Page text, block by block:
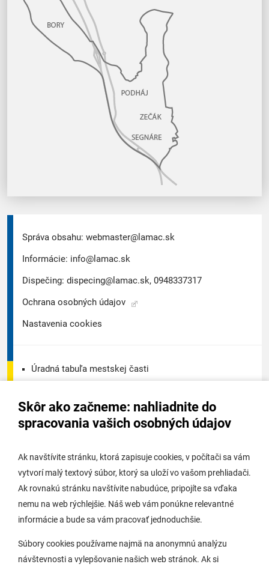
Skôr ako začneme: nahliadnite do
spracovania vašich osobných údajov
Ak navštívite stránku, ktorá zapisuje cookies, v počítači sa vám
vytvorí malý textový súbor, ktorý sa uloží vo vašom prehliadači.
Ak rovnakú stránku navštívite nabudúce, pripojíte sa vďaka
nemu na web rýchlejšie. Náš web vám ponúkne relevantné
informácie a bude sa vám pracovať jednoduchšie.
Súbory cookies používame najmä na anonymnú analýzu
návštevnosti a vylepšovanie našich web stránok. Ak si
Správa obsahu: webmaster@lamac.sk
Informácie: info@lamac.sk
Dispečing: dispecing@lamac.sk, 0948337317
Ochrana osobných údajov
Nastavenia cookies
Úradná tabuľa mestskej časti
Úradná tabuľa stavebného úradu
Potrebujem vybaviť
Samospráva
O Lamači